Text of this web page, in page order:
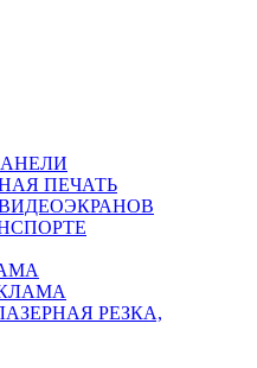
ПЕЧАТЬ
РЕЗКА,